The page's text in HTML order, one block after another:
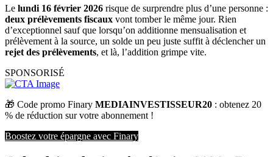
Le lundi 16 février 2026 risque de surprendre plus d’une personne :
deux prélèvements fiscaux vont tomber le même jour. Rien
d’exceptionnel sauf que lorsqu’on additionne mensualisation et
prélèvement à la source, un solde un peu juste suffit à déclencher un
rejet des prélèvements, et là, l’addition grimpe vite.
SPONSORISÉ
🎁 Code promo Finary MEDIAINVESTISSEUR20 : obtenez 20
% de réduction sur votre abonnement !
Boostez votre épargne avec Finary